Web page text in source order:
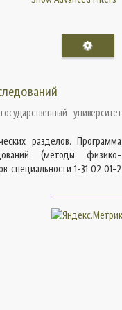
университет
разделов. Программа
(методы физико-
специальности 1-31 02 01-2